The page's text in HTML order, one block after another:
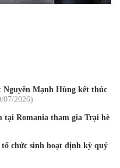
Mạnh Hùng kết thúc
/07/2026
tại Romania tham gia Trại hè
chức sinh hoạt định kỳ quý